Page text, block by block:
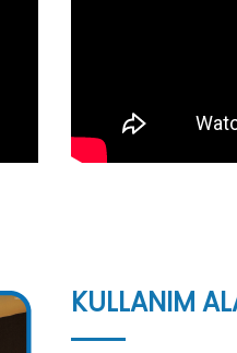
KULLANIM